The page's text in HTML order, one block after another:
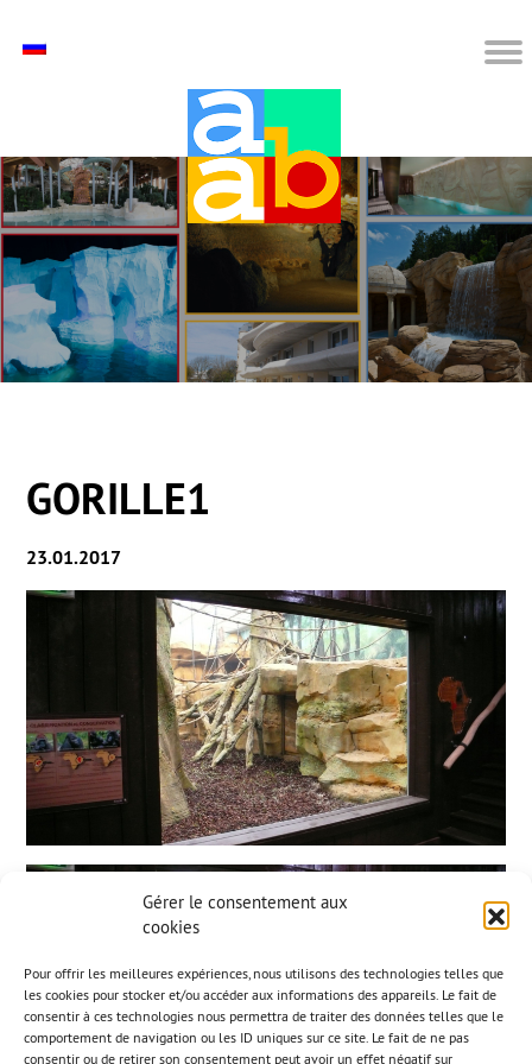
Gérer le consentement aux
cookies
Pour offrir les meilleures expériences, nous utilisons des technologies telles que
les cookies pour stocker et/ou accéder aux informations des appareils. Le fait de
consentir à ces technologies nous permettra de traiter des données telles que le
comportement de navigation ou les ID uniques sur ce site. Le fait de ne pas
consentir ou de retirer son consentement peut avoir un effet négatif sur
GORILLE1
23.01.2017